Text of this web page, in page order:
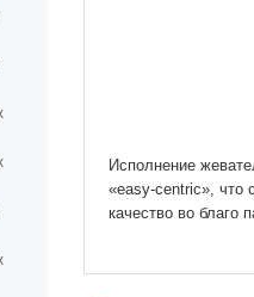
Исполнение
«easy-centric», что
качество во благо